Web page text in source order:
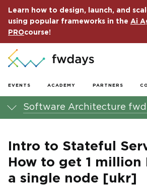
Learn how to design, launch, and
using popular frameworks in the Ai
PROcourse!
EVENTS ACADEMY PARTNERS
Intro to Stateful
How to get 1 million
a single node [ukr]